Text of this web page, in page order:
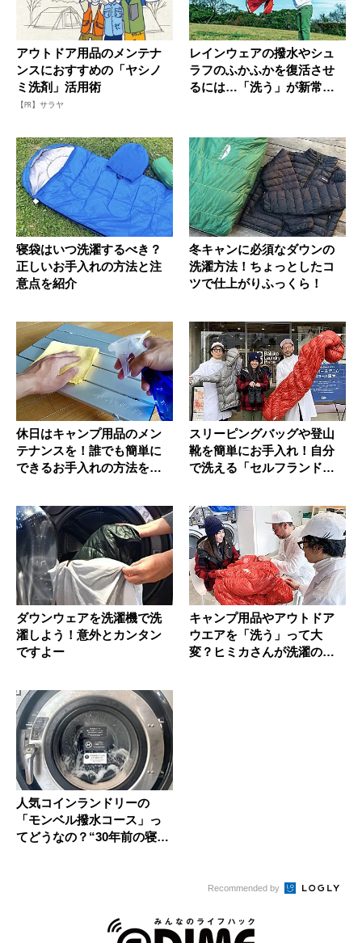
アウトドア用品のメンテナ
ンスにおすすめの「ヤシノ
ミ洗剤」活用術
【PR】サラヤ
レインウェアの撥水やシュ
ラフのふかふかを復活させ
るには…「洗う」が新常識
寝袋はいつ洗濯するべき？
正しいお手入れの方法と注
意点を紹介
冬キャンに必須なダウンの
洗濯方法！ちょっとしたコ
ツで仕上がりふっくら！
休日はキャンプ用品のメン
テナンスを！誰でも簡単に
できるお手入れの方法を紹
スリーピングバッグや登山
靴を簡単にお手入れ！自分
で洗える「セルフランドリ
ダウンウェアを洗濯機で洗
濯しよう！意外とカンタン
ですよー
キャンプ用品やアウトドア
ウエアを「洗う」って大
変？ヒミカさんが洗濯のプ
人気コインランドリーの
「モンベル撥水コース」っ
てどうなの？“30年前の寝
Recommended by